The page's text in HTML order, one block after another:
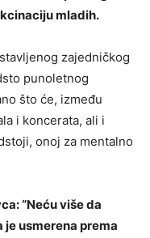
mladih.
zajedničkog
punoletnog
što će, između
i koncerata, ali i
onoj za mentalno
“Neću više da
usmerena prema